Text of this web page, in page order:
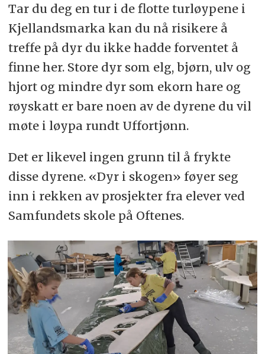
Tar du deg en tur i de flotte turløypene i
Kjellandsmarka kan du nå risikere å
treffe på dyr du ikke hadde forventet å
finne her. Store dyr som elg, bjørn, ulv og
hjort og mindre dyr som ekorn hare og
røyskatt er bare noen av de dyrene du vil
møte i løypa rundt Uffortjønn.
Det er likevel ingen grunn til å frykte
disse dyrene. «Dyr i skogen» føyer seg
inn i rekken av prosjekter fra elever ved
Samfundets skole på Oftenes.